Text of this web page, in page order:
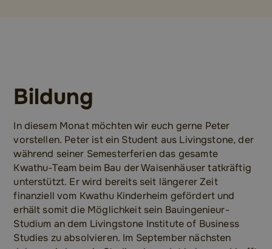
Bildung
In diesem Monat möchten wir euch gerne Peter
vorstellen. Peter ist ein Student aus Livingstone, der
während seiner Semesterferien das gesamte
Kwathu-Team beim Bau der Waisenhäuser tatkräftig
unterstützt. Er wird bereits seit längerer Zeit
finanziell vom Kwathu Kinderheim gefördert und
erhält somit die Möglichkeit sein Bauingenieur-
Studium an dem Livingstone Institute of Business
Studies zu absolvieren. Im September nächsten